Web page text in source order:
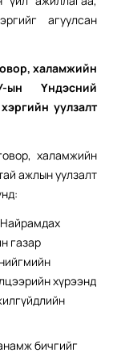
агуулсан
халамжийн
ын Үндэсний
уулзалт
халамжийн
ажлын уулзалт
газар
хүрээнд
бичгийг